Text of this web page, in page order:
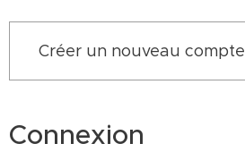
Créer un nouveau compte
Connexion